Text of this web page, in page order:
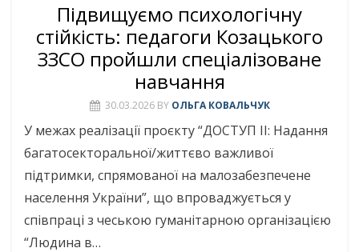
Підвищуємо психологічну
стійкість: педагоги Козацького
ЗЗСО пройшли спеціалізоване
навчання
30.03.2026 BY ОЛЬГА КОВАЛЬЧУК
У межах реалізації проєкту “ДОСТУП ІІ: Надання
багатосекторальної/життєво важливої
підтримки, спрямованої на малозабезпечене
населення України”, що впроваджується у
співпраці з чеською гуманітарною організацією
“Людина в…